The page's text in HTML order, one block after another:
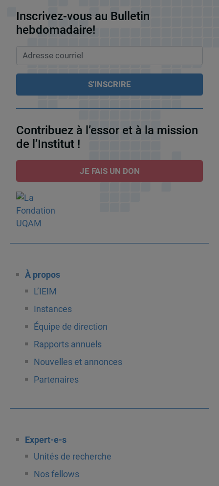
Inscrivez-vous au Bulletin
hebdomadaire!
Contribuez à l’essor et à la mission
de l’Institut !
JE FAIS UN DON
À propos
L’IEIM
Instances
Équipe de direction
Rapports annuels
Nouvelles et annonces
Partenaires
Expert-e-s
Unités de recherche
Nos fellows